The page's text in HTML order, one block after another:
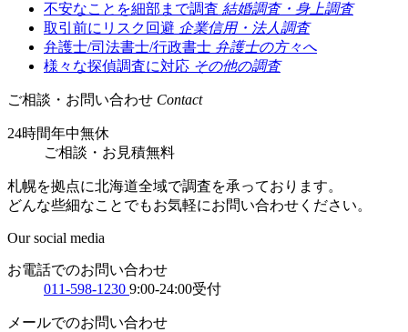
不安なことを細部まで調査 結婚調査・身上調査
取引前にリスク回避 企業信用・法人調査
弁護士/司法書士/行政書士 弁護士の方々へ
様々な探偵調査に対応 その他の調査
ご相談・お問い合わせ Contact
24時間年中無休
ご相談 ・ お見積無料
札幌を拠点に北海道全域で調査を承っております。
どんな些細なことでもお気軽にお問い合わせください。
Our social media
お電話でのお問い合わせ
011-598-1230 9:00-24:00受付
メールでのお問い合わせ